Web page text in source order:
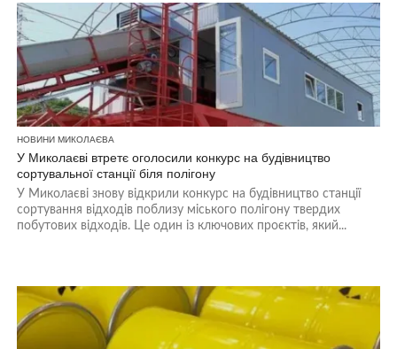
НОВИНИ МИКОЛАЄВА
У Миколаєві втретє оголосили конкурс на будівництво
сортувальної станції біля полігону
У Миколаєві знову відкрили конкурс на будівництво станції
сортування відходів поблизу міського полігону твердих
побутових відходів. Це один із ключових проєктів, який...